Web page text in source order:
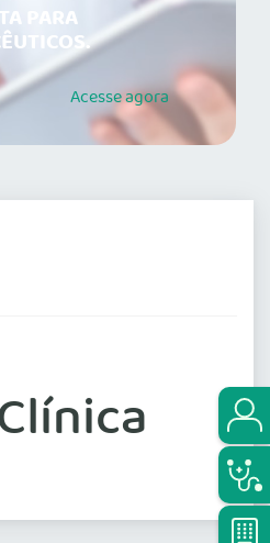
PARA
Acesseagora